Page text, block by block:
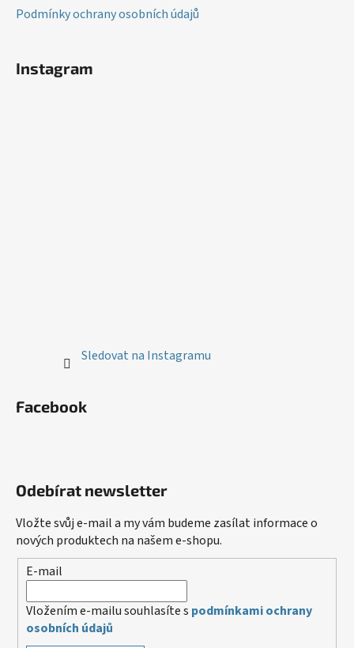
Podmínky ochrany osobních údajů
Instagram
Sledovat na Instagramu
Facebook
Odebírat newsletter
Vložte svůj e-mail a my vám budeme zasílat informace o
nových produktech na našem e-shopu.
E-mail
Vložením e-mailu souhlasíte s podmínkami ochrany
osobních údajů